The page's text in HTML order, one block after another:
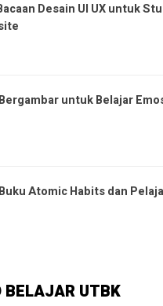
Desain UI UX untuk
untuk Belajar
Atomic Habits dan
BELAJAR UTBK